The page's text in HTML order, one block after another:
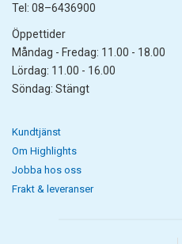
Tel: 08–6436900
Öppettider
Måndag - Fredag: 11.00 - 18.00
Lördag: 11.00 - 16.00
Söndag: Stängt
Kundtjänst
Om Highlights
Jobba hos oss
Frakt & leveranser